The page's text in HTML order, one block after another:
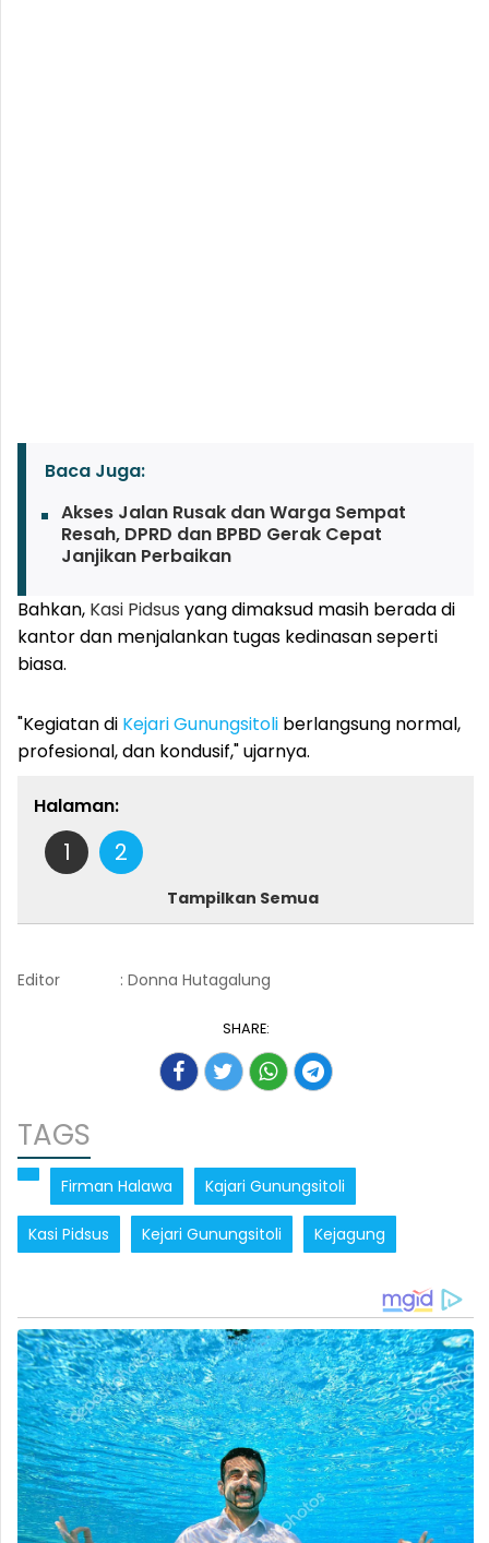
Baca Juga:
Akses Jalan Rusak dan Warga Sempat
Resah, DPRD dan BPBD Gerak Cepat
Janjikan Perbaikan
Bahkan, Kasi Pidsus yang dimaksud masih berada di
kantor dan menjalankan tugas kedinasan seperti
biasa.
"Kegiatan di Kejari Gunungsitoli berlangsung normal,
profesional, dan kondusif," ujarnya.
Halaman:
1 2
Tampilkan Semua
Editor : Donna Hutagalung
SHARE:
TAGS
Firman Halawa Kajari Gunungsitoli
Kasi Pidsus Kejari Gunungsitoli Kejagung